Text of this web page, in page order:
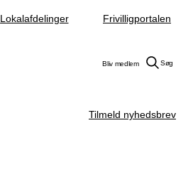
Lokalafdelinger Frivilligportalen
Bliv medlem Søg
Tilmeld nyhedsbrev